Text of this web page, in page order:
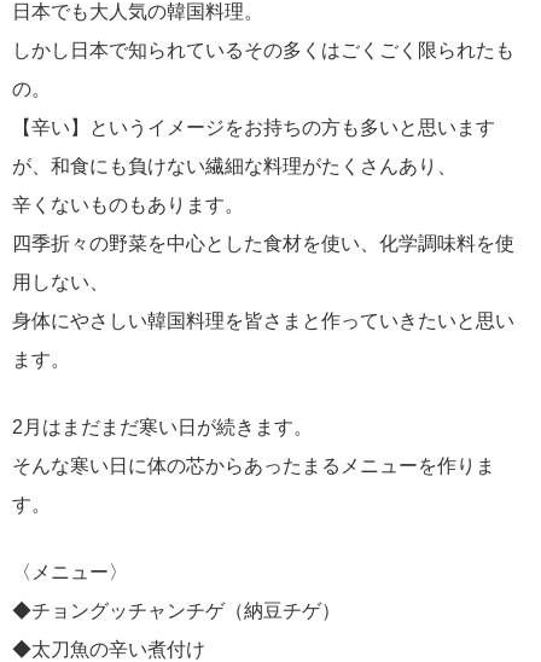
日本でも大人気の韓国料理。
しかし日本で知られているその多くはごくごく限られたも
の。
【辛い】というイメージをお持ちの方も多いと思います
が、和食にも負けない繊細な料理がたくさんあり、
辛くないものもあります。
四季折々の野菜を中心とした食材を使い、化学調味料を使
用しない、
身体にやさしい韓国料理を皆さまと作っていきたいと思い
ます。
2月はまだまだ寒い日が続きます。
そんな寒い日に体の芯からあったまるメニューを作りま
す。
〈メニュー〉
◆チョングッチャンチゲ（納豆チゲ）
◆太刀魚の辛い煮付け